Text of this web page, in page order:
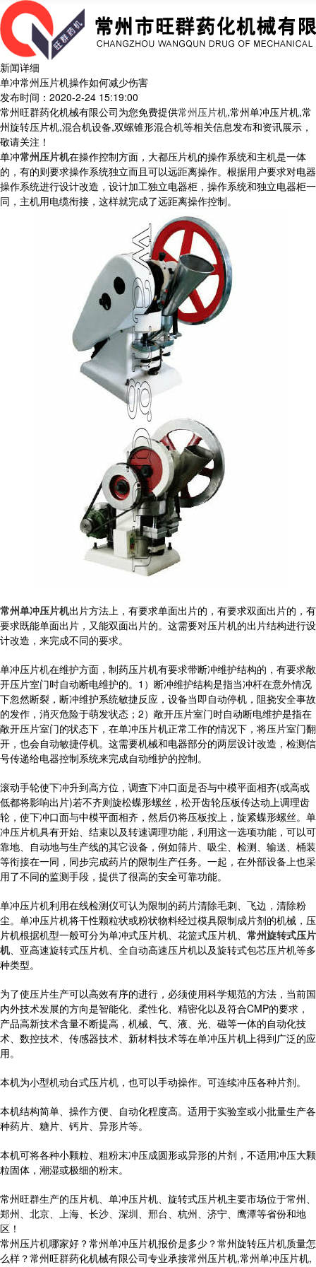
新闻详细
单冲常州压片机操作如何减少伤害
发布时间：2020-2-24 15:19:00
常州旺群药化机械有限公司为您免费提供常州压片机,常州单冲压片机,常
州旋转压片机,混合机设备,双螺锥形混合机等相关信息发布和资讯展示，
敬请关注！
单冲常州压片机在操作控制方面，大都压片机的操作系统和主机是一体
的，有的则要求操作系统独立而且可以远距离操作。根据用户要求对电器
操作系统进行设计改造，设计加工独立电器柜，操作系统和独立电器柜一
同，主机用电缆衔接，这样就完成了远距离操作控制。
常州单冲压片机出片方法上，有要求单面出片的，有要求双面出片的，有
要求既能单面出片，又能双面出片的。这需要对压片机的出片结构进行设
计改造，来完成不同的要求。
单冲压片机在维护方面，制药压片机有要求带断冲维护结构的，有要求敞
开压片室门时自动断电维护的。1）断冲维护结构是指当冲杆在意外情况
下忽然断裂，断冲维护系统敏捷反应，设备当即自动停机，阻挠安全事故
的发作，消灭危险于萌发状态；2）敞开压片室门时自动断电维护是指在
敞开压片室门的状态下，在单冲压片机正常工作的情况下，将压片室门翻
开，也会自动敏捷停机。这需要机械和电器部分的两层设计改造，检测信
号传递给电器控制系统来完成自动维护的控制。
滚动手轮使下冲升到高方位，调查下冲口面是否与中模平面相齐(或高或
低都将影响出片)若不齐则旋松蝶形螺丝，松开齿轮压板传达动上调理齿
轮，使下冲口面与中模平面相齐，然后仍将压板按上，旋紧蝶形螺丝。单
冲压片机具有开始、结束以及转速调理功能，利用这一选项功能，可以可
靠地、自动地与生产线的其它设备，例如筛片、吸尘、检测、输送、桶装
等衔接在一同，同步完成药片的限制生产任务。一起，在外部设备上也采
用了不同的监测手段，提供了很高的安全可靠功能。
单冲压片机利用在线检测仪可认为限制的药片清除毛刺、飞边，清除粉
尘。单冲压片机将干性颗粒状或粉状物料经过模具限制成片剂的机械，压
片机根据机型一般可分为单冲式压片机、花篮式压片机、 常州旋转式压片
机、亚高速旋转式压片机、全自动高速压片机以及旋转式包芯压片机等多
种类型。
为了使压片生产可以高效有序的进行，必须使用科学规范的方法，当前国
内外技术发展的方向是智能化、柔性化、精密化以及符合CMP的要求，
产品高新技术含量不断提高，机械、气、液、光、磁等一体的自动化技
术、数控技术、传感器技术、新材料技术等在单冲压片机上得到广泛的应
用。
本机为小型机动台式压片机，也可以手动操作。可连续冲压各种片剂。
本机结构简单、操作方便、自动化程度高。适用于实验室或小批量生产各
种药片、糖片、钙片、异形片等。
本机可将各种小颗粒、粗粉末冲压成圆形或异形的片剂，不适用冲压大颗
粒固体，潮湿或极细的粉末。
常州旺群生产的压片机、单冲压片机、旋转式压片机主要市场位于常州、
郑州、北京、上海、长沙、深圳、邢台、杭州、济宁、鹰潭等省份和地
区！
常州压片机哪家好？常州单冲压片机报价是多少？常州旋转压片机质量怎
么样？常州旺群药化机械有限公司专业承接常州压片机,常州单冲压片机,